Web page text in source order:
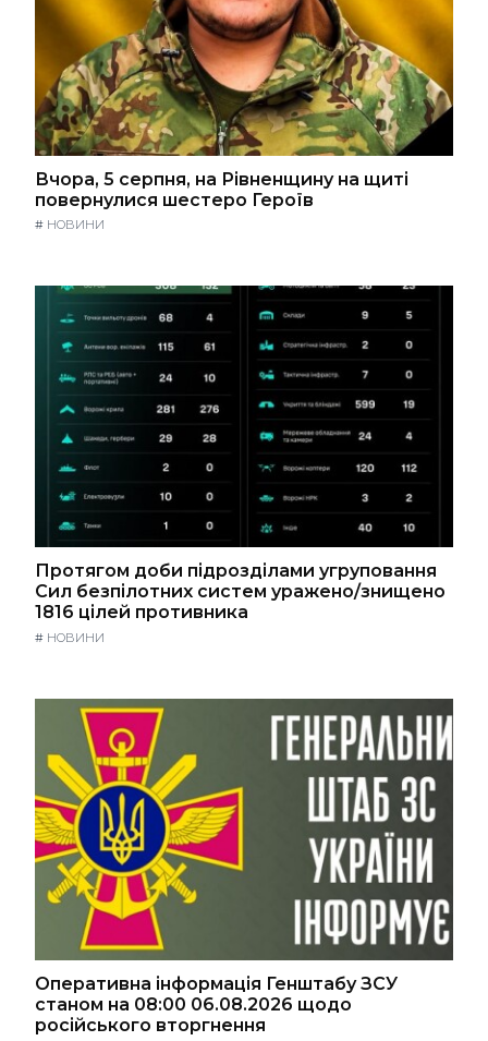
Вчора, 5 серпня, на Рівненщину на щиті
повернулися шестеро Героїв
# НОВИНИ
Протягом доби підрозділами угруповання
Сил безпілотних систем уражено/знищено
1816 цілей противника
# НОВИНИ
Оперативна інформація Генштабу ЗСУ
станом на 08:00 06.08.2026 щодо
російського вторгнення